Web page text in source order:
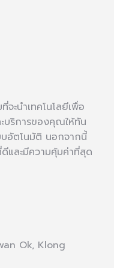
ะนำเทคโนโลยีเพื่อ
บริการของคุณให้ทัน
บอัตโนมัติ นอกจากนี้
และมีความคุ้มค่าที่สุด
Ok, Klong